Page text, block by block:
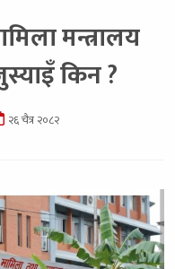
मन्त्रालय
किन ?
२६ चैत्र २०८२